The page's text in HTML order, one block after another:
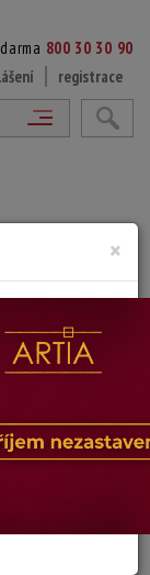
800 30 30 90
registrace
×